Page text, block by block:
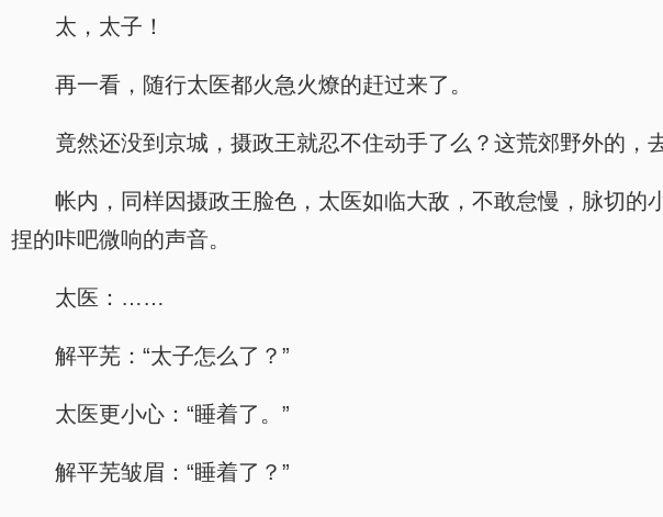
太，太子！
再一看，随行太医都火急火燎的赶过来了。
竟然还没到京城，摄政王就忍不住动手了么？这荒郊野外的，
帐内，同样因摄政王脸色，太医如临大敌，不敢怠慢，脉切
捏的咔吧微响的声音。
太医：……
解平芜：“太子怎么了？”
太医更小心：“睡着了。”
解平芜皱眉：“睡着了？”